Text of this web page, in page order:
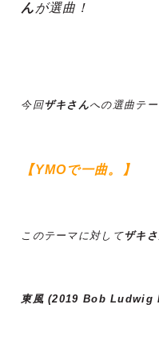
ん が選曲！
今回ザキさんへの選曲テ
【YMOで一曲。】
このテーマに対してザキ
東風 (2019 Bob Ludwig